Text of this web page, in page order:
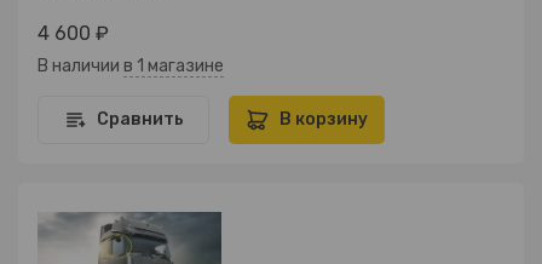
4 600 ₽
В наличии в 1 магазине
Сравнить В корзину